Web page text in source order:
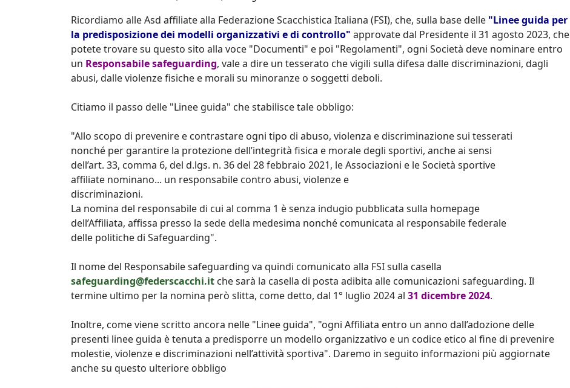
Ricordiamo alle Asd affiliate alla Federazione Scacchistica Italiana (FSI), che, sulla base delle "Linee guida per
la predisposizione dei modelli organizzativi e di controllo" approvate dal Presidente il 31 agosto 2023, che
potete trovare su questo sito alla voce "Documenti" e poi "Regolamenti", ogni Società deve nominare entro
un Responsabile safeguarding, vale a dire un tesserato che vigili sulla difesa dalle discriminazioni, dagli
abusi, dalle violenze fisiche e morali su minoranze o soggetti deboli.
Citiamo il passo delle "Linee guida" che stabilisce tale obbligo:
"Allo scopo di prevenire e contrastare ogni tipo di abuso, violenza e discriminazione sui tesserati
nonché per garantire la protezione dell’integrità fisica e morale degli sportivi, anche ai sensi
dell’art. 33, comma 6, del d.lgs. n. 36 del 28 febbraio 2021, le Associazioni e le Società sportive
affiliate nominano... un responsabile contro abusi, violenze e
discriminazioni.
La nomina del responsabile di cui al comma 1 è senza indugio pubblicata sulla homepage
dell’Affiliata, affissa presso la sede della medesima nonché comunicata al responsabile federale
delle politiche di Safeguarding".
Il nome del Responsabile safeguarding va quindi comunicato alla FSI sulla casella
safeguarding@federscacchi.it che sarà la casella di posta adibita alle comunicazioni safeguarding. Il
termine ultimo per la nomina però slitta, come detto, dal 1° luglio 2024 al 31 dicembre 2024.
Inoltre, come viene scritto ancora nelle "Linee guida", "ogni Affiliata entro un anno dall’adozione delle
presenti linee guida è tenuta a predisporre un modello organizzativo e un codice etico al fine di prevenire
molestie, violenze e discriminazioni nell’attività sportiva". Daremo in seguito informazioni più aggiornate
anche su questo ulteriore obbligo